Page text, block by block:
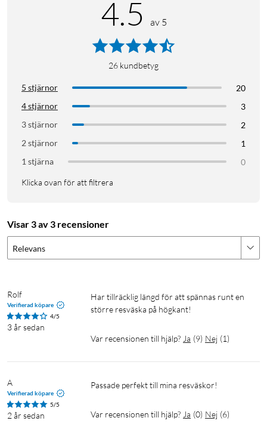
4.5 av 5
26 kundbetyg
5 stjärnor
20
4 stjärnor
3
3 stjärnor
2
2 stjärnor
1
1 stjärna
0
Klicka ovan för att filtrera
Visar 3 av 3 recensioner
Relevans
Rolf
Verifierad köpare
4/5
3 år sedan
Har tillräcklig längd för att spännas runt en
större resväska på högkant!
Var recensionen till hjälp? Ja (9) Nej (1)
A
Verifierad köpare
5/5
2 år sedan
Passade perfekt till mina resväskor!
Var recensionen till hjälp? Ja (0) Nej (6)